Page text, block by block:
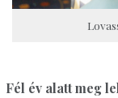
Fél év alatt meg